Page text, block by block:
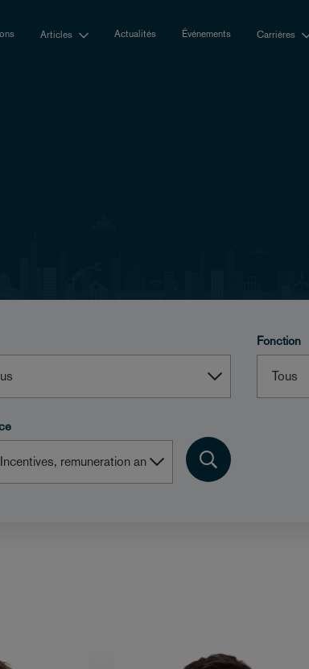
Articles Actualités Événements Carrières
Fonction